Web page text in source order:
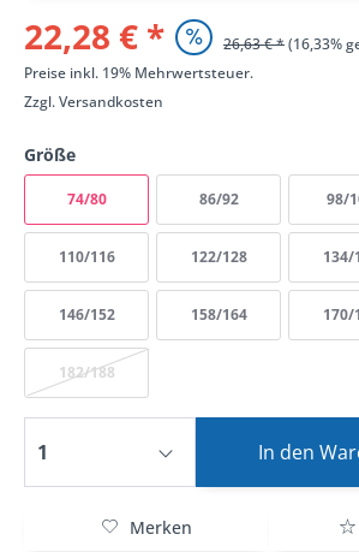
22,28 € * 26,63 € *(16,33%
Preise inkl. 19% Mehrwertsteuer.
Zzgl.Versandkosten
Größe
74/80 86/92 98/
110/116 122/128 134/
146/152 158/164 170/
182/188
In den
Merken